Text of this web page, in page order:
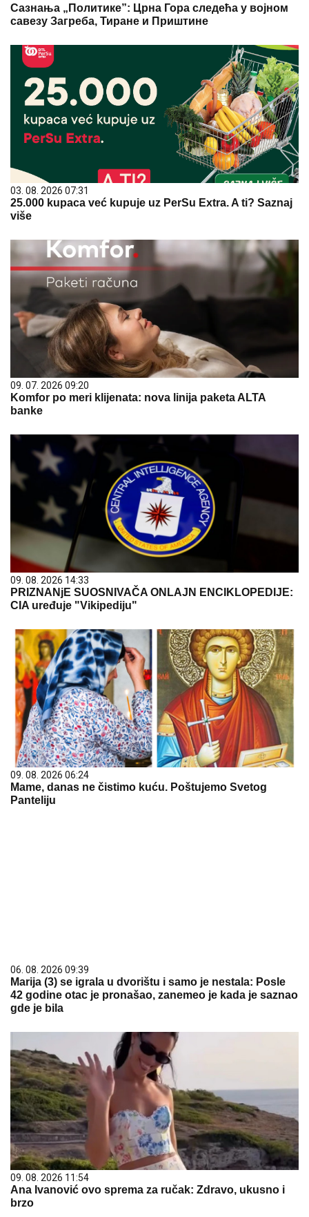
Сазнања „Политике”: Црна Гора следећа у војном
савезу Загреба, Тиране и Приштине
03. 08. 2026 07:31
25.000 kupaca već kupuje uz PerSu Extra. A ti? Saznaj
više
09. 07. 2026 09:20
Komfor po meri klijenata: nova linija paketa ALTA
banke
09. 08. 2026 14:33
PRIZNANjE SUOSNIVAČA ONLAJN ENCIKLOPEDIJE:
CIA uređuje "Vikipediju"
09. 08. 2026 06:24
Mame, danas ne čistimo kuću. Poštujemo Svetog
Panteliju
06. 08. 2026 09:39
Marija (3) se igrala u dvorištu i samo je nestala: Posle
42 godine otac je pronašao, zanemeo je kada je saznao
gde je bila
09. 08. 2026 11:54
Ana Ivanović ovo sprema za ručak: Zdravo, ukusno i
brzo